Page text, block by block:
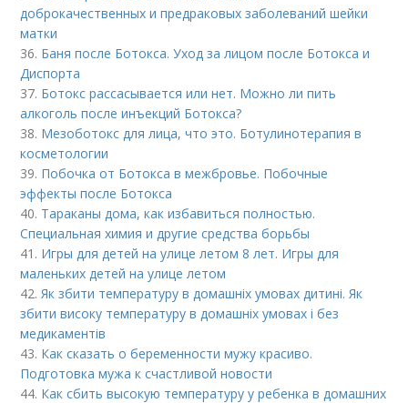
доброкачественных и предраковых заболеваний шейки
матки
36. Баня после Ботокса. Уход за лицом после Ботокса и
Диспорта
37. Ботокс рассасывается или нет. Можно ли пить
алкоголь после инъекций Ботокса?
38. Мезоботокс для лица, что это. Ботулинотерапия в
косметологии
39. Побочка от Ботокса в межбровье. Побочные
эффекты после Ботокса
40. Тараканы дома, как избавиться полностью.
Специальная химия и другие средства борьбы
41. Игры для детей на улице летом 8 лет. Игры для
маленьких детей на улице летом
42.Як збити температуру в домашніх умовах дитині. Як
збити високу температуру в домашніх умовах і без
медикаментів
43. Как сказать о беременности мужу красиво.
Подготовка мужа к счастливой новости
44. Как сбить высокую температуру у ребенка в домашних